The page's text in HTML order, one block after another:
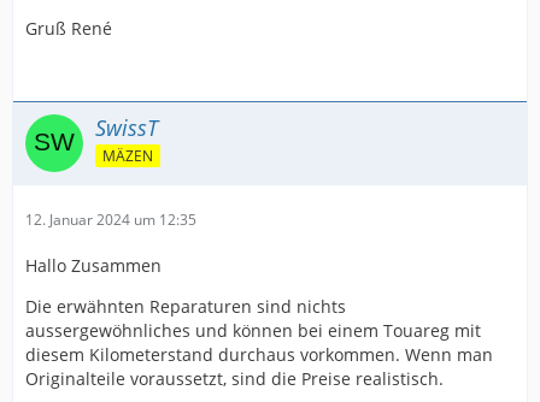
Gruß René
SwissT
MÄZEN
12. Januar 2024 um 12:35
Hallo Zusammen
Die erwähnten Reparaturen sind nichts
aussergewöhnliches und können bei einem Touareg mit
diesem Kilometerstand durchaus vorkommen. Wenn man
Originalteile voraussetzt, sind die Preise realistisch.